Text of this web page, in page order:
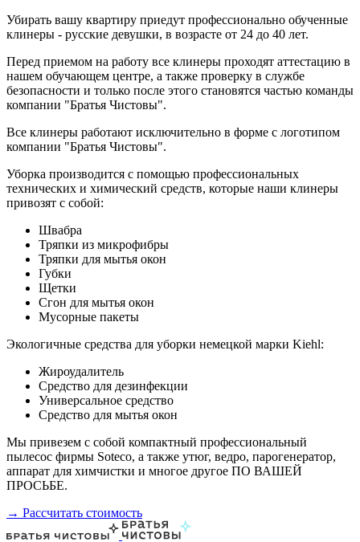
Убирать вашу квартиру приедут профессионально обученные
клинеры - русские девушки, в возрасте от 24 до 40 лет.
Перед приемом на работу все клинеры проходят аттестацию в
нашем обучающем центре, а также проверку в службе
безопасности и только после этого становятся частью команды
компании "Братья Чистовы".
Все клинеры работают исключительно в форме с логотипом
компании "Братья Чистовы".
Уборка производится с помощью профессиональных
технических и химический средств, которые наши клинеры
привозят с собой:
Швабра
Тряпки из микрофибры
Тряпки для мытья окон
Губки
Щетки
Сгон для мытья окон
Мусорные пакеты
Экологичные средства для уборки немецкой марки Kiehl:
Жироудалитель
Средство для дезинфекции
Универсальное средство
Средство для мытья окон
Мы привезем с собой компактный профессиональный
пылесос фирмы Soteco, а также утюг, ведро, парогенератор,
аппарат для химчистки и многое другое ПО ВАШЕЙ
ПРОСЬБЕ.
→ Рассчитать стоимость